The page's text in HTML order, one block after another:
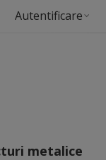
Autentificare
metalice